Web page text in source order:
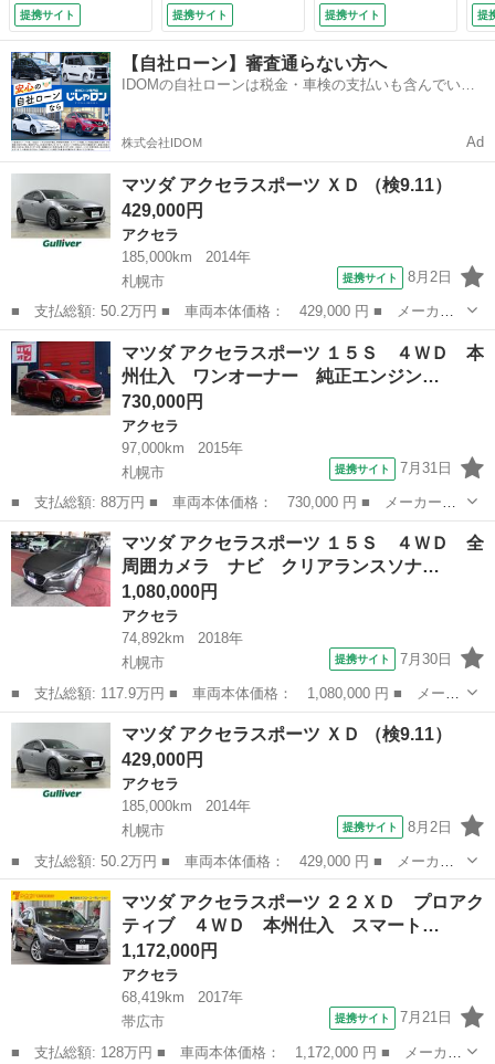
提携サイト
純正ナビ Ｂｌｕｅ
ｔｏｏｔｈ フルセ
グ バックカメラ
クルーズコントロー
ル 社外マフラー
タイヤ ＡＷ付
提携サイト
軽減システム アル
ミホイール スマー
トキー アイドリン
グストップ 電動格
納ミラー ＡＴ 盗
提携サイト 提
【自社ローン】審査通らない方へ
IDOMの自社ローンは税金・車検の支払いも含んでいる
株式会社IDOM Ad
マツダ アクセラスポーツ ＸＤ （検9.11）
429,000円
アクセラ
185,000km
2014年
札幌市
提携サイト 8月2日
■ 支払総額: 50.2万円 ■ 車両本体価格： 429,000 円 ■ メーカー
名： マツダ ■ 車種名： アクセラスポーツ ■ グレード名： Ｘ
Ｄ ■ 排気量： 2200cc ■ ドア枚数： 5D ■ ミッション： A...
北海道 札幌市 アクセラ
マツダ アクセラスポーツ １５Ｓ ４ＷＤ 本
州仕入 ワンオーナー 純正エンジン…
730,000円
アクセラ
97,000km
2015年
札幌市
提携サイト 7月31日
■ 支払総額: 88万円 ■ 車両本体価格： 730,000 円 ■ メーカー
名： マツダ ■ 車種名： アクセラスポーツ ■ グレード名： １
５Ｓ ４ＷＤ 本州仕入 ワンオーナー 純正エンジンスターター
プッシュスタート...
北海道 札幌市 アクセラ
マツダ アクセラスポーツ １５Ｓ ４ＷＤ 全
周囲カメラ ナビ クリアランスソナ…
1,080,000円
アクセラ
74,892km
2018年
札幌市
提携サイト 7月30日
■ 支払総額: 117.9万円 ■ 車両本体価格： 1,080,000 円 ■ メーカ
ー名： マツダ ■ 車種名： アクセラスポーツ ■ グレード名：
１５Ｓ ４ＷＤ 全周囲カメラ ナビ クリアランスソナー レーン
アシスト...
北海道 札幌市 アクセラ
マツダ アクセラスポーツ ＸＤ （検9.11）
429,000円
アクセラ
185,000km
2014年
札幌市
提携サイト 8月2日
■ 支払総額: 50.2万円 ■ 車両本体価格： 429,000 円 ■ メーカー
名： マツダ ■ 車種名： アクセラスポーツ ■ グレード名： Ｘ
Ｄ ■ 排気量： 2200cc ■ ドア枚数： 5D ■ ミッション： A...
北海道 札幌市 アクセラ
マツダ アクセラスポーツ ２２ＸＤ プロアク
ティブ ４ＷＤ 本州仕入 スマート…
1,172,000円
アクセラ
68,419km
2017年
帯広市
提携サイト 7月21日
■ 支払総額: 128万円 ■ 車両本体価格： 1,172,000 円 ■ メーカー